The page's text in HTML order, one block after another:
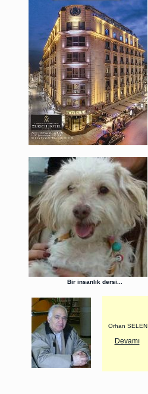
Bir insanlık dersi...
Orhan SELEN
Devamı